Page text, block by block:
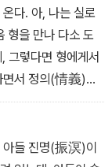
히 남자로 태어났
것을 요구할 것입
갑자기 요절함을 근
.
다. 아, 나는 실로
형을 만나 다소 도
그렇다면 형에게서
면서 정의(情義)에
을 강론하고 연마함
편지를 다시 꺼내
아들 진명(振溟)이